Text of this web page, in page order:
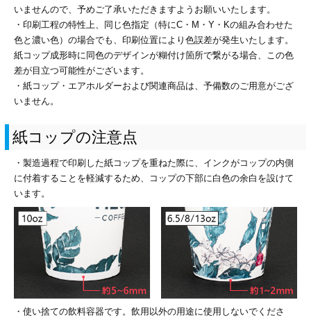
ァイル印刷
印刷
印刷
リーブ印刷
加工
刷
カード印刷
フォルダー
ファイル印刷
ァイル印刷
いませんので、予めご了承いただきますようお願いいたします。
・印刷工程の特性上、同じ色指定（特にC・M・Y・Kの組み合わせた
色と濃い色）の場合でも、印刷位置により色誤差が発生いたします。
紙コップ成形時に同色のデザインが糊付け箇所で繋がる場合、この色
差が目立つ可能性がございます。
・紙コップ・エアホルダーおよび関連商品は、予備数のご用意がござ
いません。
紙コップの注意点
・製造過程で印刷した紙コップを重ねた際に、インクがコップの内側
に付着することを軽減するため、コップの下部に白色の余白を設けて
います。
・使い捨ての飲料容器です。飲用以外の用途に使用しないでくださ